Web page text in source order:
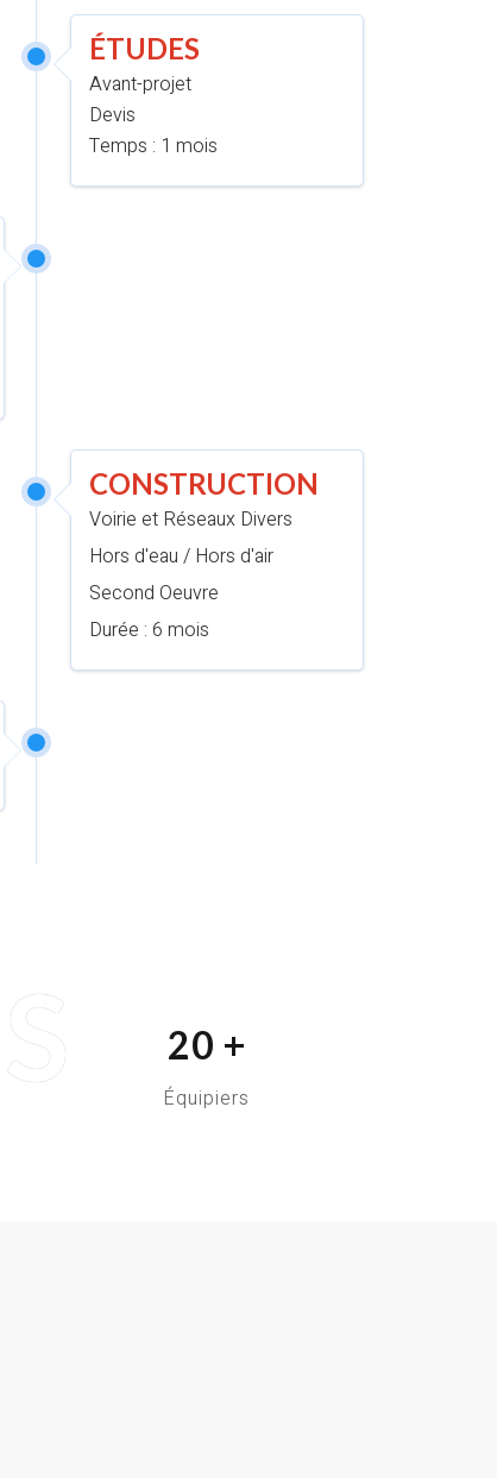
ÉTUDES
Avant-projet
Devis
Temps : 1 mois
CONSTRUCTION
Voirie et Réseaux Divers
Hors d'eau / Hors d'air
Second Oeuvre
Durée : 6 mois
20 +
Équipiers